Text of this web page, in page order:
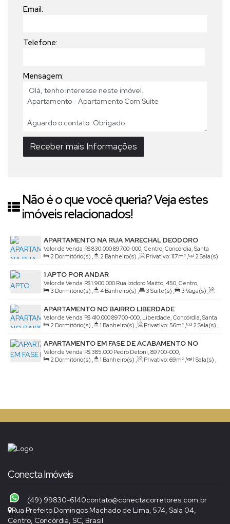
Email:
Telefone:
Mensagem:
Não é o que você queria? Veja estes
imóveis relacionados!
APARTAMENTO NA RUA MARECHAL DEODORO
R$830.000
Valor de Venda
89700-000, Centro, Concórdia, Santa
Catarina, Brasil
2 Dormitório(s) , 2 Banheiro(s) , Privativo: 117m² , 2 Sala(s)
,
1 Suíte(s) , 1 Vaga(s)
1 APTO POR ANDAR
R$1.900.000
Valor de Venda
Rua Izidoro Maitto, 450, Centro,
Concórdia, Santa Catarina, Brasil
3 Dormitório(s) , 4 Banheiro(s) , 3 Suíte(s) , 3 Vaga(s) ,
Útil: 221m²
APARTAMENTO NO BAIRRO LIBERDADE
R$410.000
Valor de Venda
89700-000, Liberdade, Concórdia, Santa
Catarina, Brasil
2 Dormitório(s) , 1 Banheiro(s) , Privativo: 56m² , 2 Sala(s) ,
1 Vaga(s)
APARTAMENTO EM FASE DE ACABAMENTO NO
CINQUENTENARIO
R$ 385.000
Valor de Venda
Pedro Detoni, 89700-000,
Cinquentenário, Concórdia, Santa Catarina, Brasil
2 Dormitório(s) , 1 Banheiro(s) , Privativo: 69m² , 1 Sala(s) ,
Conecta Imóveis
(49) 99830-6140contato@conectacorretores.com.br
Rua Prefeito Domingos Machado de Lima, 574, Sala 04,
Centro, Concórdia, SC, Brasil